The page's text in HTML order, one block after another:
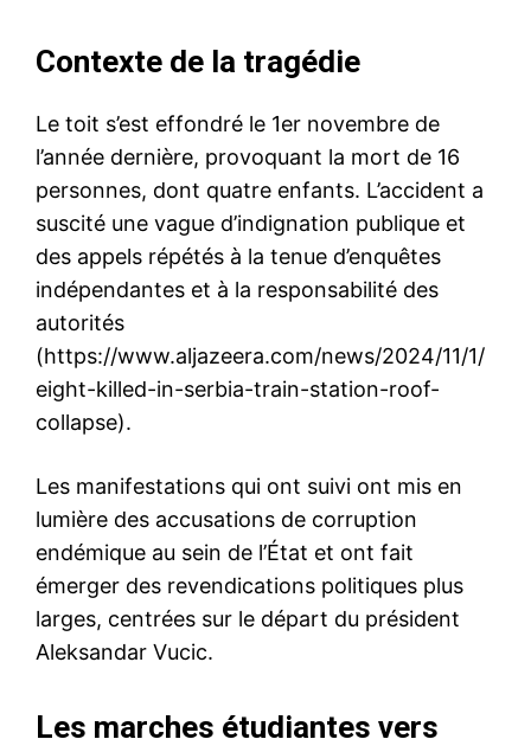
Contexte de la tragédie
Le toit s’est effondré le 1er novembre de
l’année dernière, provoquant la mort de 16
personnes, dont quatre enfants. L’accident a
suscité une vague d’indignation publique et
des appels répétés à la tenue d’enquêtes
indépendantes et à la responsabilité des
autorités
(https://www.aljazeera.com/news/2024/11/1/
eight-killed-in-serbia-train-station-roof-
collapse).
Les manifestations qui ont suivi ont mis en
lumière des accusations de corruption
endémique au sein de l’État et ont fait
émerger des revendications politiques plus
larges, centrées sur le départ du président
Aleksandar Vucic.
Les marches étudiantes vers